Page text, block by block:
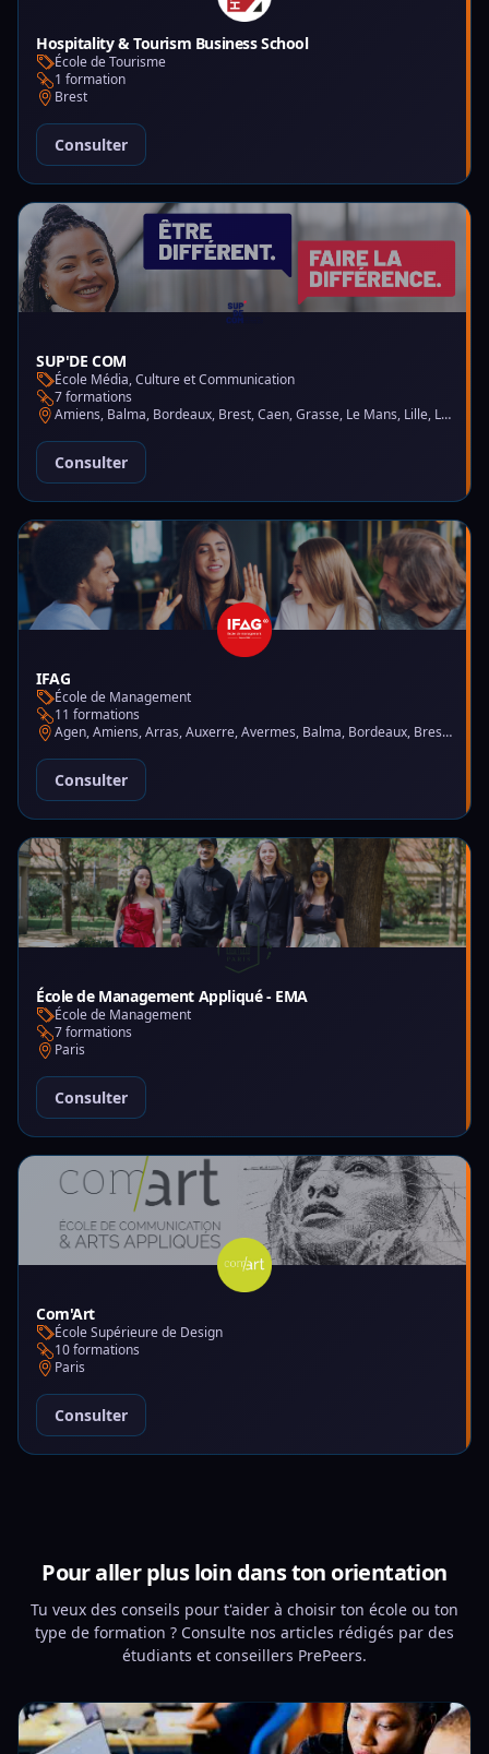
Hospitality & Tourism Business School
École de Tourisme
1 formation
Brest
Consulter
SUP'DE COM
École Média, Culture et Communication
7 formations
Amiens, Balma, Bordeaux, Brest, Caen, Grasse, Le Mans, Lille, Lyon, Montpellier, Nantes, Nice, Paris, Saint-Martin-d'Hères
Consulter
IFAG
École de Management
11 formations
Agen, Amiens, Arras, Auxerre, Avermes, Balma, Bordeaux, Brest, Charleville-Mézières, Chartres, Courbevoie, Dijon, Gap, La Garde, Le Mans, Lille, Lyon, Mont-de-Marsan, Montluçon, Montpellier, Mulhouse, Nantes, Puteaux, Reims, Rennes, Trélazé
Consulter
École de Management Appliqué - EMA
École de Management
7 formations
Paris
Consulter
Com'Art
École Supérieure de Design
10 formations
Paris
Consulter
Pour aller plus loin dans ton orientation
Tu veux des conseils pour t'aider à choisir ton école ou ton
type de formation ? Consulte nos articles rédigés par des
étudiants et conseillers PrePeers.